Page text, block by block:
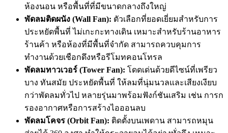
ห้องนอน หรือพื้นที่ที่มีขนาดกลางถึงใหญ่
พัดลมติดผนัง (Wall Fan): ตัวเลือกที่ยอดเยี่ยมสำหรับการ
ประหยัดพื้นที่ ไม่เกะกะทางเดิน เหมาะสำหรับร้านอาหาร
ร้านค้า หรือห้องที่มีพื้นที่จำกัด สามารถควบคุมการ
ทำงานด้วยเชือกดึงหรือรีโมทคอนโทรล
พัดลมทาวเวอร์ (Tower Fan): โดดเด่นด้วยดีไซน์ที่เพรียว
บาง ทันสมัย ประหยัดพื้นที่ ให้ลมที่นุ่มนวลและเสียงเงียบ
กว่าพัดลมทั่วไป หลายรุ่นมาพร้อมฟังก์ชันเสริม เช่น การก
รองอากาศหรือการสร้างไอออนลบ
พัดลมโคจร (Orbit Fan): ติดตั้งบนเพดาน สามารถหมุน